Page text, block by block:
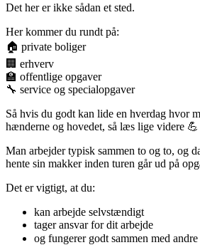
Det her er ikke sådan et sted.
Her kommer du rundt på:
🏠 private boliger
🏢 erhverv
🏫 offentlige opgaver
🔧 service og specialopgaver
Så hvis du godt kan lide en hverdag hvor
hænderne og hovedet, så læs lige videre 💪
Man arbejder typisk sammen to og to, og
hente sin makker inden turen går ud på
Det er vigtigt, at du:
kan arbejde selvstændigt
tager ansvar for dit arbejde
og fungerer godt sammen med